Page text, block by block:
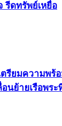
รีดทรัพย์เหยื่อ
รียมความพร้
นย้ายเรือพร